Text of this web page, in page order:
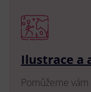
Ilustrace a
Pomůžeme